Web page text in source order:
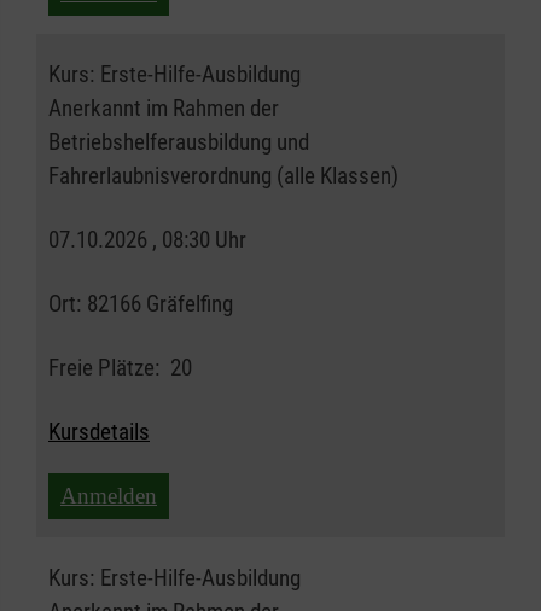
Kurs: Erste-Hilfe-Ausbildung
Anerkannt im Rahmen der
Betriebshelferausbildung und
Fahrerlaubnisverordnung (alle Klassen)
07.10.2026 , 08:30 Uhr
Ort: 82166 Gräfelfing
Freie Plätze: 20
Kursdetails
Anmelden
Kurs: Erste-Hilfe-Ausbildung